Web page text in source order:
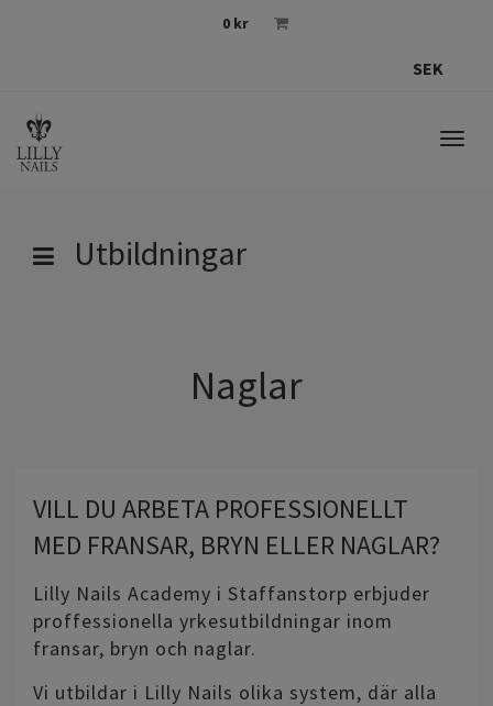
0kr
SEK
Utbildningar
Naglar
VILL DU ARBETA PROFESSIONELLT
MED FRANSAR, BRYN ELLER NAGLAR?
Lilly Nails Academy i Staffanstorp erbjuder
proffessionella yrkesutbildningar inom
fransar, bryn och naglar.
Vi utbildar i Lilly Nails olika system, där alla